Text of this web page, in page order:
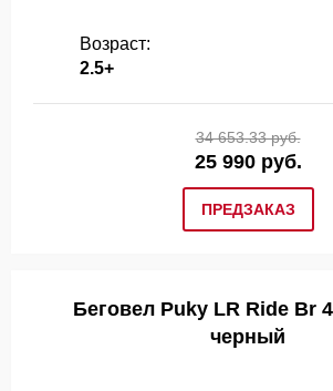
Возраст:
2.5+
ПРЕДЗАКАЗ
34 653.33 руб.
25 990 руб.
Беговел Puky LR Ride Br
черный